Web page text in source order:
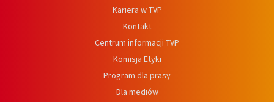
Kariera w TVP
Kontakt
Centrum informacji TVP
Komisja Etyki
Program dla prasy
Dla mediów